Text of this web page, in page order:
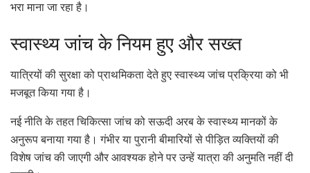
भरा माना जा रहा है।
स्वास्थ्य जांच के नियम हुए और सख्त
यात्रियों की सुरक्षा को प्राथमिकता देते हुए स्वास्थ्य जांच प्रक्रिया को भी
मजबूत किया गया है।
नई नीति के तहत चिकित्सा जांच को सऊदी अरब के स्वास्थ्य मानकों के
अनुरूप बनाया गया है। गंभीर या पुरानी बीमारियों से पीड़ित व्यक्तियों की
विशेष जांच की जाएगी और आवश्यक होने पर उन्हें यात्रा की अनुमति नहीं दी